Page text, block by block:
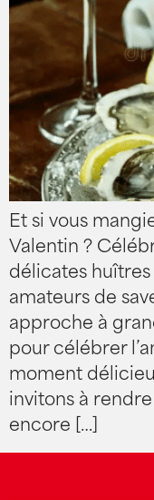
Et si vous
Valentin ?
délicates
amateurs de
approche à
pour célébrer
moment
invitons à
encore […]